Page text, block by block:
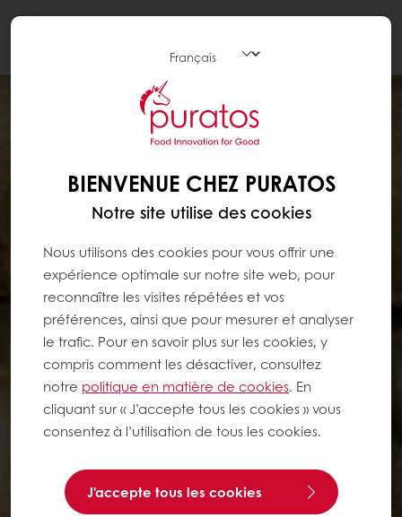
BIENVENUE CHEZ PURATOS
Notre site utilise des cookies
Nous utilisons des cookies pour vous offrir une
expérience optimale sur notre site web, pour
reconnaître les visites répétées et vos
préférences, ainsi que pour mesurer et analyser
le trafic. Pour en savoir plus sur les cookies, y
compris comment les désactiver, consultez
notre politique en matière de cookies. En
cliquant sur « J’accepte tous les cookies » vous
consentez à l’utilisation de tous les cookies.
J'accepte tous les cookies